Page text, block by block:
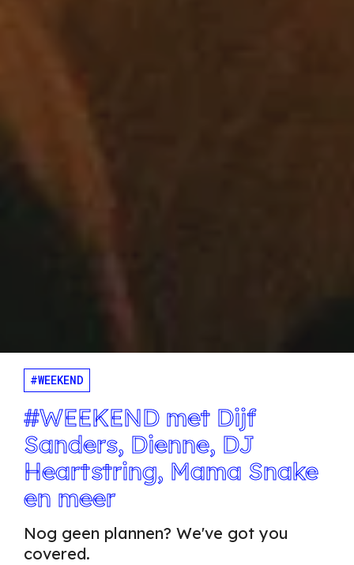
#WEEKEND
#WEEKEND met Dijf
Sanders, Dienne, DJ
Heartstring, Mama Snake
en meer
Nog geen plannen? We've got you
covered.